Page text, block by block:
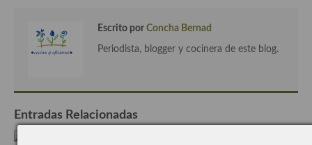
Recetas de fiesta, Navidad y días señalados
Cocinas del mundo
Cocina Americana
Escrito por Concha Bernad
Periodista, blogger y cocinera de este blog.
Entradas Relacionadas